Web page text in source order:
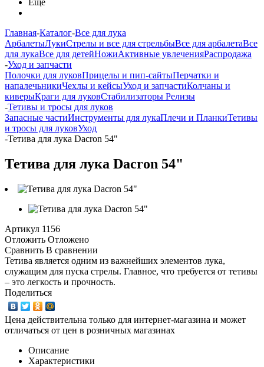
Еще
Главная-Каталог-Все для лука
АрбалетыЛукиСтрелы и все для стрельбыВсе для арбалетаВсе
для лукаВсе для детейНожиАктивные увлеченияРаспродажа
-Уход и запчасти
Полочки для луковПрицелы и пип-сайтыПерчатки и
напалечьникиЧехлы и кейсыУход и запчастиКолчаны и
киверыКраги для луковСтабилизаторы Релизы
-Тетивы и тросы для луков
Запасные частиИнструменты для лукаПлечи и ПланкиТетивы
и тросы для луковУход
-Тетива для лука Dacron 54"
Тетива для лука Dacron 54"
Артикул 1156
Отложить Отложено
Сравнить В сравнении
Тетива является одним из важнейших элементов лука,
служащим для пуска стрелы. Главное, что требуется от тетивы
– это легкость и прочность.
Поделиться
Цена действительна только для интернет-магазина и может
отличаться от цен в розничных магазинах
Описание
Характеристики